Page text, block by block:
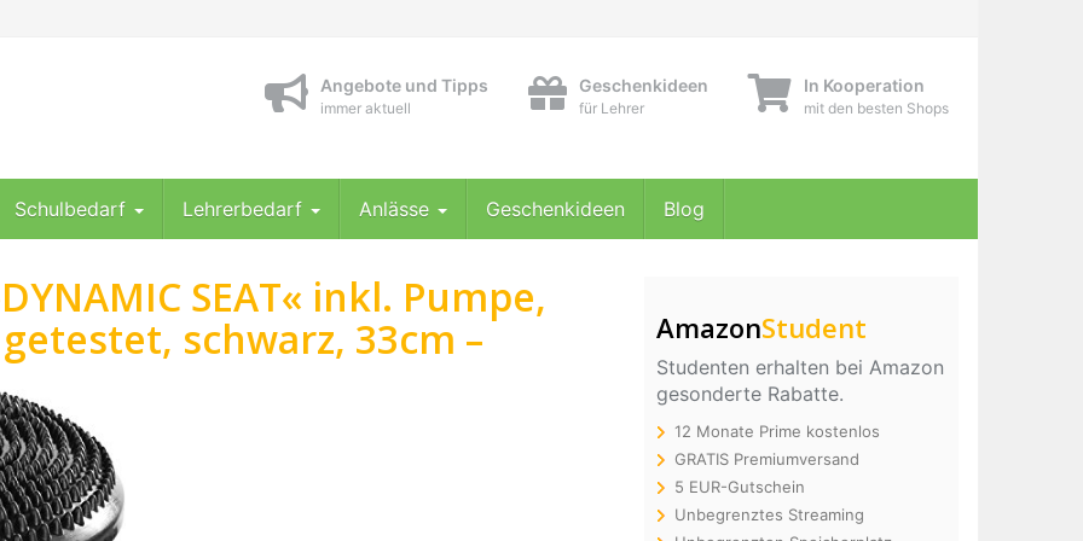
Angebote und Tipps
immer aktuell
Geschenkideen
für Lehrer
In Kooperation
mit den besten Shops
Schulbedarf Lehrerbedarf Anlässe Geschenkideen Blog
SEAT« inkl. Pumpe,
schwarz, 33cm –
AmazonStudent
Studenten erhalten bei Amazon
gesonderte Rabatte.
12 Monate Prime kostenlos
GRATIS Premiumversand
5 EUR-Gutschein
Unbegrenztes Streaming